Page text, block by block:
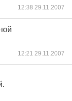
12:38 29.11.2007
12:21 29.11.2007